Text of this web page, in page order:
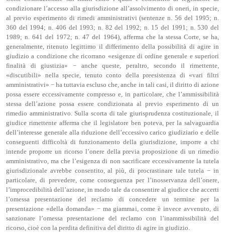
condizionare l’accesso alla giurisdizione all’assolvimento di oneri, in specie,
al previo esperimento di rimedi amministrativi (sentenze n. 56 del 1995; n.
360 del 1994; n. 406 del 1993; n. 82 del 1992; n. 15 del 1991; n. 530 del
1989; n. 641 del 1972; n. 47 del 1964), afferma che la stessa Corte, se ha,
generalmente, ritenuto legittimo il differimento della possibilità di agire in
giudizio a condizione che ricorrano «esigenze di ordine generale e superiori
finalità di giustizia» − anche queste, peraltro, secondo il rimettente,
«discutibili» nella specie, tenuto conto della preesistenza di «vari filtri
amministrativi» − ha tuttavia escluso che, anche in tali casi, il diritto di azione
possa essere eccessivamente compresso e, in particolare, che l’ammissibilità
stessa dell’azione possa essere condizionata al previo esperimento di un
rimedio amministrativo. Sulla scorta di tale giurisprudenza costituzionale, il
giudice rimettente afferma che il legislatore ben poteva, per la salvaguardia
dell’interesse generale alla riduzione dell’eccessivo carico giudiziario e delle
conseguenti difficoltà di funzionamento della giurisdizione, imporre a chi
intende proporre un ricorso l’onere della previa proposizione di un rimedio
amministrativo, ma che l’esigenza di non sacrificare eccessivamente la tutela
giurisdizionale avrebbe consentito, al più, di procrastinare tale tutela − in
particolare, di prevedere, come conseguenza per l’inosservanza dell’onere,
l’improcedibilità dell’azione, in modo tale da consentire al giudice che accerti
l’omessa presentazione del reclamo di concedere un termine per la
presentazione «della domanda» − ma giammai, come è invece avvenuto, di
sanzionare l’omessa presentazione del reclamo con l’inammissibilità del
ricorso, cioè con la perdita definitiva del diritto di agire in giudizio.